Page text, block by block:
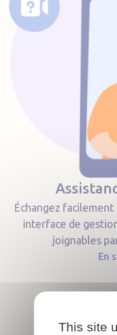
Échangez
interface de
joignables
En
This site